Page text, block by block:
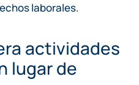
laborales.
actividades
lugar de